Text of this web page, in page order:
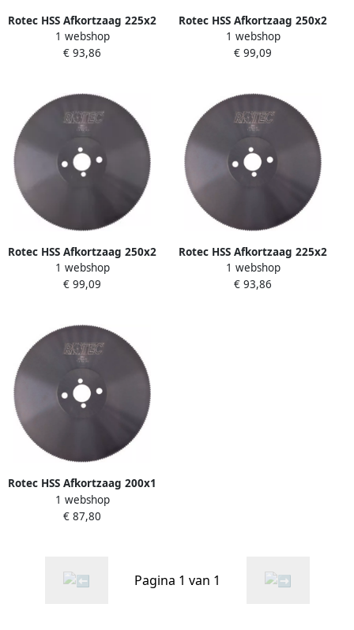
Rotec HSS Afkortzaag 225x2
0x32 T=4 180 Tanden
5502218 550.2218
1 webshop
€ 93,86
Rotec HSS Afkortzaag 250x2
0x32 T=6 128 Tanden
5502512
1 webshop
€ 99,09
Rotec HSS Afkortzaag 250x2
0x32 T=5 160 Tanden
5502516 550.2516
1 webshop
€ 99,09
Rotec HSS Afkortzaag 225x2
0x32 T=3 220 Tanden
5502222 550.2222
1 webshop
€ 93,86
Rotec HSS Afkortzaag 200x1
8x32 T=3 200 Tanden
5502018
1 webshop
€ 87,80
Pagina 1 van 1